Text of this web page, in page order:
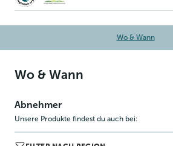
Wo & Wann
Wo & Wann
Abnehmer
Unsere Produkte findest du auch bei: